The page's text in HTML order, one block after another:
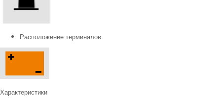
Расположение терминалов
Характеристики